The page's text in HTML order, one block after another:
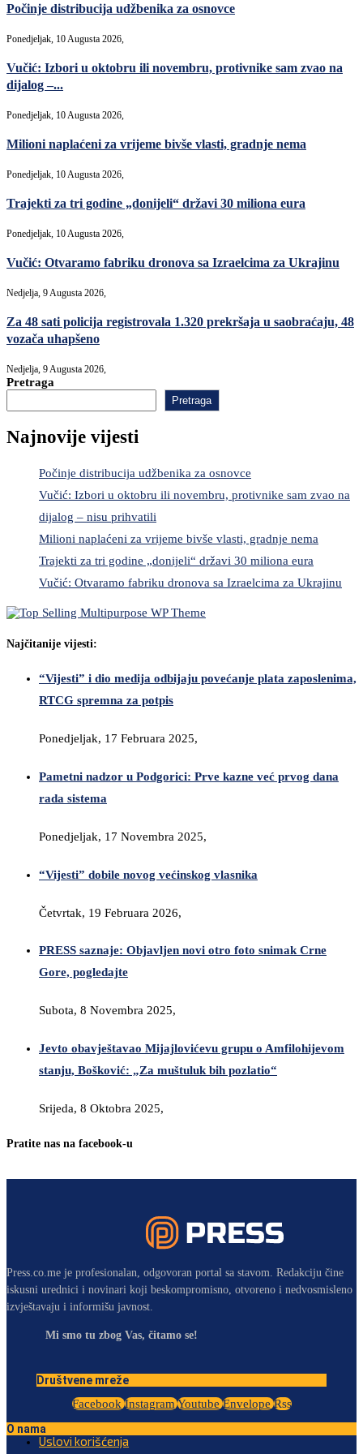
Počinje distribucija udžbenika za osnovce
Ponedjeljak, 10 Augusta 2026,
Vučić: Izbori u oktobru ili novembru, protivnike sam zvao na
dijalog –...
Ponedjeljak, 10 Augusta 2026,
Milioni naplaćeni za vrijeme bivše vlasti, gradnje nema
Ponedjeljak, 10 Augusta 2026,
Trajekti za tri godine „donijeli“ državi 30 miliona eura
Ponedjeljak, 10 Augusta 2026,
Vučić: Otvaramo fabriku dronova sa Izraelcima za Ukrajinu
Nedjelja, 9 Augusta 2026,
Za 48 sati policija registrovala 1.320 prekršaja u saobraćaju, 48
vozača uhapšeno
Nedjelja, 9 Augusta 2026,
Pretraga
Pretraga
Najnovije vijesti
Počinje distribucija udžbenika za osnovce
Vučić: Izbori u oktobru ili novembru, protivnike sam zvao na
dijalog – nisu prihvatili
Milioni naplaćeni za vrijeme bivše vlasti, gradnje nema
Trajekti za tri godine „donijeli“ državi 30 miliona eura
Vučić: Otvaramo fabriku dronova sa Izraelcima za Ukrajinu
Najčitanije vijesti:
“Vijesti” i dio medija odbijaju povećanje plata zaposlenima,
RTCG spremna za potpis
Ponedjeljak, 17 Februara 2025,
Pametni nadzor u Podgorici: Prve kazne već prvog dana
rada sistema
Ponedjeljak, 17 Novembra 2025,
“Vijesti” dobile novog većinskog vlasnika
Četvrtak, 19 Februara 2026,
PRESS saznaje: Objavljen novi otro foto snimak Crne
Gore, pogledajte
Subota, 8 Novembra 2025,
Jevto obavještavao Mijajlovićevu grupu o Amfilohijevom
stanju, Bošković: „Za muštuluk bih pozlatio“
Srijeda, 8 Oktobra 2025,
Pratite nas na facebook-u
Press.co.me je profesionalan, odgovoran portal sa stavom. Redakciju čine
iskusni urednici i novinari koji beskompromisno, otvoreno i nedvosmisleno
izvještavaju i informišu javnost.
Mi smo tu zbog Vas, čitamo se!
Društvene mreže
Facebook InstagramYoutube Envelope Rss
O nama
Uslovi korišćenja